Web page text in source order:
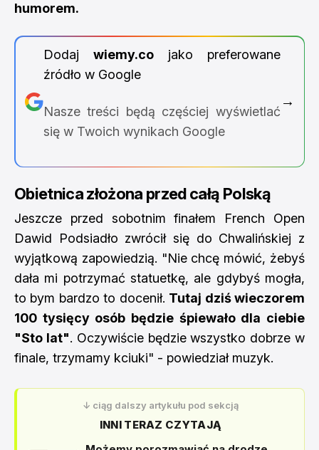
humorem.
Dodaj wiemy.cojako preferowane
źródło w Google
Nasze treści będą częściej wyświetlać
się w Twoich wynikach Google
→
Obietnica złożona przed całą Polską
Jeszcze przed sobotnim finałem French Open
Dawid Podsiadło zwrócił się do Chwalińskiej z
wyjątkową zapowiedzią. "Nie chcę mówić, żebyś
dała mi potrzymać statuetkę, ale gdybyś mogła,
to bym bardzo to docenił. Tutaj dziś wieczorem
100 tysięcy osób będzie śpiewało dla ciebie
"Sto lat". Oczywiście będzie wszystko dobrze w
finale, trzymamy kciuki" - powiedział muzyk.
↓ ciąg dalszy artykułu pod sekcją
INNI TERAZ CZYTAJĄ